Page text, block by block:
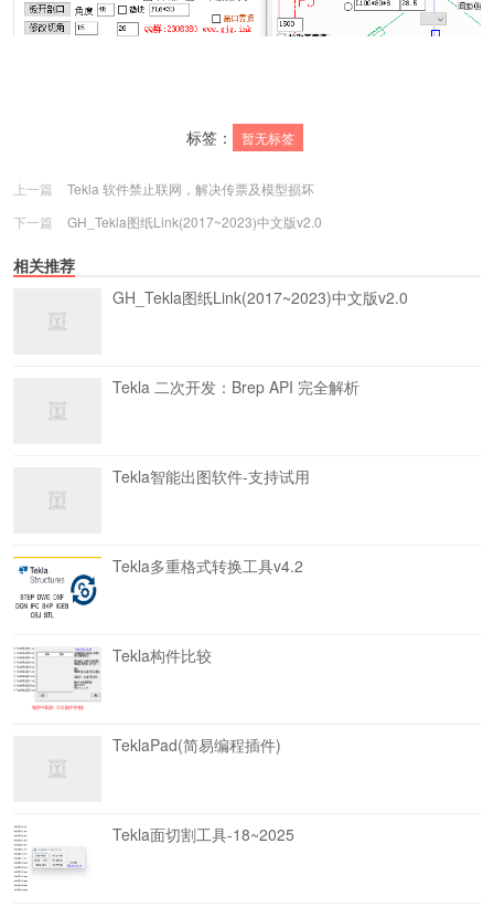
标签： 暂无标签
上一篇
Tekla 软件禁止联网，解决传票及模型损坏
下一篇
GH_Tekla图纸Link(2017~2023)中文版v2.0
相关推荐
GH_Tekla图纸Link(2017~2023)中文版v2.0
Tekla 二次开发：Brep API 完全解析
Tekla智能出图软件-支持试用
Tekla多重格式转换工具v4.2
Tekla构件比较
TeklaPad(简易编程插件)
Tekla面切割工具-18~2025